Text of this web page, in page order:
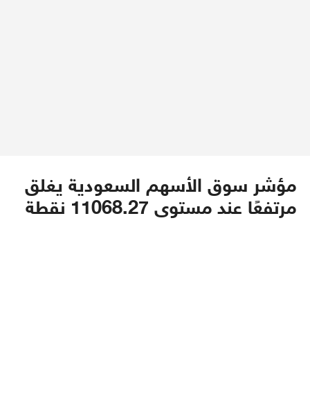
مؤشر سوق الأسهم السعودية يغلق
مرتفعًا عند مستوى 11068.27 نقطة